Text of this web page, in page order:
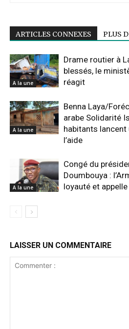
ARTICLES CONNEXES PLUS
A la une
Drame routier à
blessés, le
réagit
A la une
Benna Laya/
arabe Solidarité
habitants lancent
l’aide
A la une
Congé du
Doumbouya :
loyauté et
LAISSER UN COMMENTAIRE